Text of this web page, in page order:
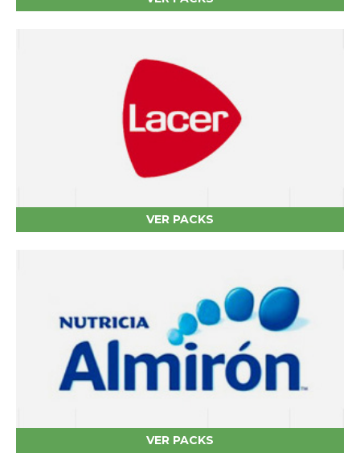
VER PACKS
VER PACKS